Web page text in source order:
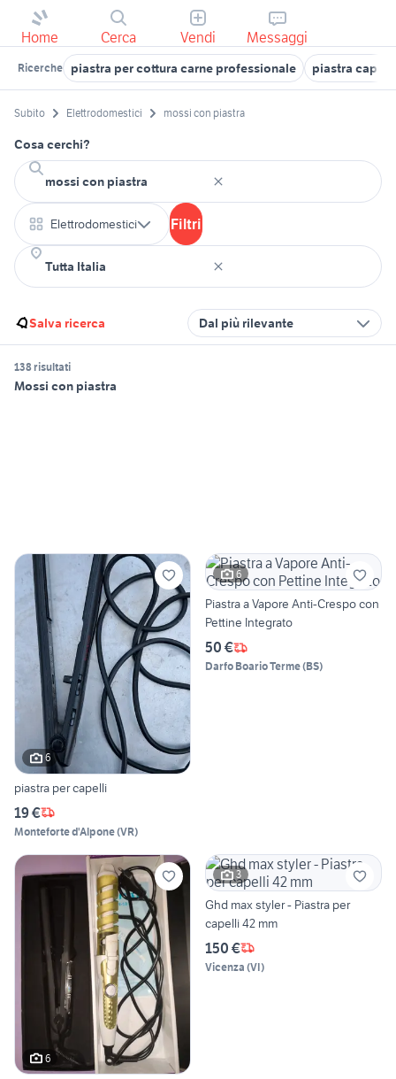
Home Cerca Vendi Messaggi
Ricerche piastra per cottura carne professionale piastra
Subito Elettrodomestici mossi con piastra
Cosa cerchi?
Elettrodomestici Filtri
Salva ricerca Dal più rilevante
138 risultati
Mossi con piastra
6
piastra per capelli
19 €
Monteforte d'Alpone(VR)
6
Piastra a Vapore Anti-Crespo con
Pettine Integrato
50 €
Darfo Boario Terme(BS)
6
3
Ghd max styler - Piastra per
capelli 42 mm
150 €
Vicenza (VI)